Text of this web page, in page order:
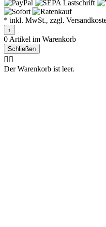
* inkl. MwSt., zzgl.
↑
0 Artikel im Warenkorb
Schließen
🤷‍♂️
Der Warenkorb ist leer.